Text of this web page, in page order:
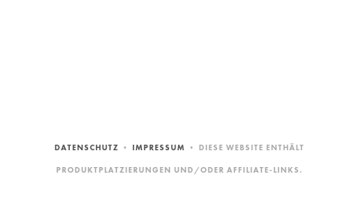
DATENSCHUTZ • IMPRESSUM • DIESE WEBSITE ENTHÄLT
PRODUKTPLATZIERUNGEN UND/ODER AFFILIATE-LINKS.